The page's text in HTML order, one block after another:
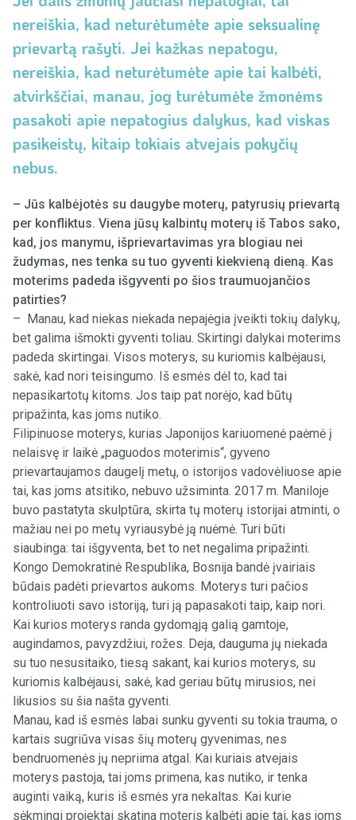
nereiškia, kad neturėtumėte apie seksualinę
prievartą rašyti. Jei kažkas nepatogu,
nereiškia, kad neturėtumėte apie tai kalbėti,
atvirkščiai, manau, jog turėtumėte žmonėms
pasakoti apie nepatogius dalykus, kad viskas
pasikeistų, kitaip tokiais atvejais pokyčių
nebus.
– Jūs kalbėjotės su daugybe moterų, patyrusių prievartą
per konfliktus. Viena jūsų kalbintų moterų iš Tabos sako,
kad, jos manymu, išprievartavimas yra blogiau nei
žudymas, nes tenka su tuo gyventi kiekvieną dieną. Kas
moterims padeda išgyventi po šios traumuojančios
patirties?
– Manau, kad niekas niekada nepajėgia įveikti tokių dalykų,
bet galima išmokti gyventi toliau. Skirtingi dalykai moterims
padeda skirtingai. Visos moterys, su kuriomis kalbėjausi,
sakė, kad nori teisingumo. Iš esmės dėl to, kad tai
nepasikartotų kitoms. Jos taip pat norėjo, kad būtų
pripažinta, kas joms nutiko.
Filipinuose moterys, kurias Japonijos kariuomenė paėmė į
nelaisvę ir laikė „paguodos moterimis“, gyveno
prievartaujamos daugelį metų, o istorijos vadovėliuose apie
tai, kas joms atsitiko, nebuvo užsiminta. 2017 m. Maniloje
buvo pastatyta skulptūra, skirta tų moterų istorijai atminti, o
mažiau nei po metų vyriausybė ją nuėmė. Turi būti
siaubinga: tai išgyventa, bet to net negalima pripažinti.
Kongo Demokratinė Respublika, Bosnija bandė įvairiais
būdais padėti prievartos aukoms. Moterys turi pačios
kontroliuoti savo istoriją, turi ją papasakoti taip, kaip nori.
Kai kurios moterys randa gydomąją galią gamtoje,
augindamos, pavyzdžiui, rožes. Deja, dauguma jų niekada
su tuo nesusitaiko, tiesą sakant, kai kurios moterys, su
kuriomis kalbėjausi, sakė, kad geriau būtų mirusios, nei
likusios su šia našta gyventi.
Manau, kad iš esmės labai sunku gyventi su tokia trauma, o
kartais sugriūva visas šių moterų gyvenimas, nes
bendruomenės jų nepriima atgal. Kai kuriais atvejais
moterys pastoja, tai joms primena, kas nutiko, ir tenka
auginti vaiką, kuris iš esmės yra nekaltas. Kai kurie
sėkmingi projektai skatina moteris kalbėti apie tai, kas joms